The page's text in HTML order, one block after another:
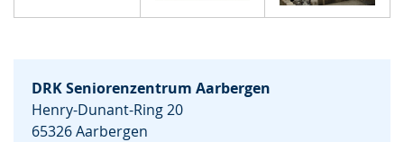
DRK Seniorenzentrum Aarbergen
Henry-Dunant-Ring 20
65326 Aarbergen